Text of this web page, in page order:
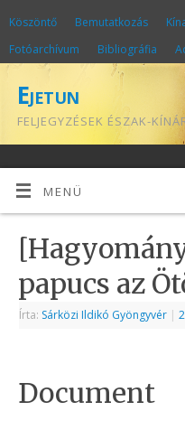
Köszöntő Bemutatkozás
Fotóarchívum
Bibliográfia
Ejetun
FELJEGYZÉSEK ÉSZAK-
MENÜ
papucs az
Írta: Sárközi Ildikó Gyöngyvér |
Document